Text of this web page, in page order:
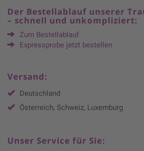
Der Bestellablauf unserer
– schnell und unkompliziert:
Zum Bestellablauf
Expressprobe jetzt bestellen
Versand:
Deutschland
Österreich, Schweiz, Luxemburg
Unser Service für Sie: